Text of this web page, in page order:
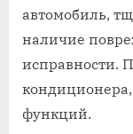
автомобиль,
наличие
исправности.
функций.